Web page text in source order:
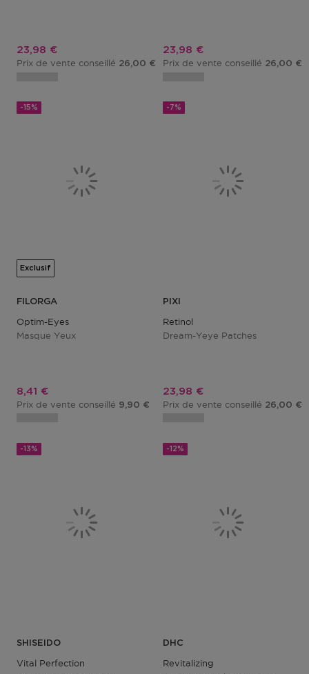
Prix promotionnel
23,98 €
Prix de vente conseillé 26,00 €
Prix promotionnel
23,98 €
Prix de vente conseillé 26,00 €
-15%
Exclusif
FILORGA
Optim-Eyes
Masque Yeux
Prix promotionnel
8,41 €
Prix de vente conseillé 9,90 €
-7%
PIXI
Retinol
Dream-Yeye Patches
Prix promotionnel
23,98 €
Prix de vente conseillé 26,00 €
-13%
SHISEIDO
Vital Perfection
-12%
DHC
Revitalizing